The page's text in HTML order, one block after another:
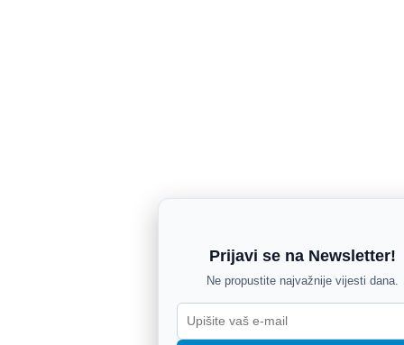
Prijavi se na Newsletter!
Ne propustite najvažnije vijesti dana.